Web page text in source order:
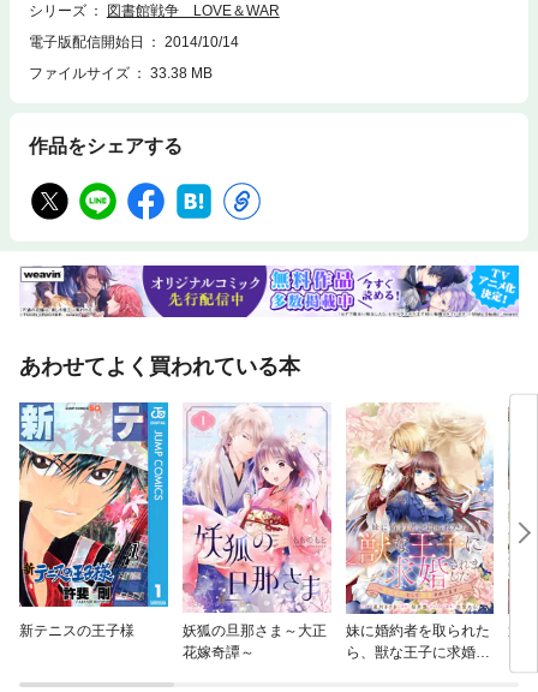
シリーズ
図書館戦争 LOVE＆WAR
電子版配信開始日
2014/10/14
ファイルサイズ
33.38 MB
作品をシェアする
あわせてよく買われている本
新テニスの王子様
妖狐の旦那さま～大正
花嫁奇譚～
妹に婚約者を取られた
ら、獣な王子に求婚さ
運